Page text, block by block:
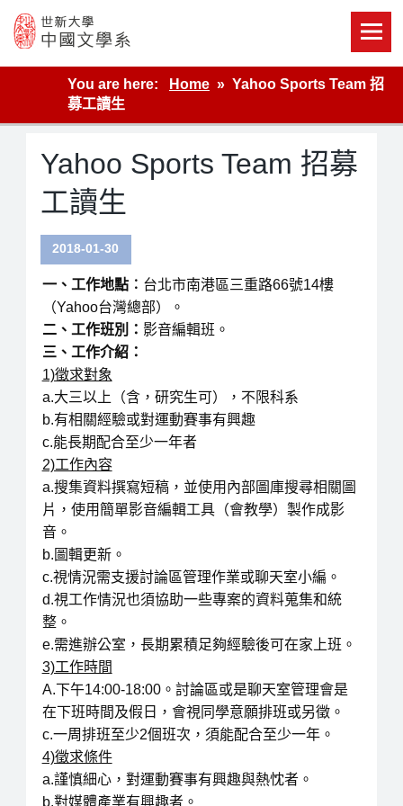
content
世新大學教學單位的網站
You are here:
Home
Yahoo Sports Team 招
募工讀生
Yahoo Sports Team 招募
工讀生
2018-01-30
一、工作地點︰ 台北市南港區三重路66號14樓
（Yahoo台灣總部）。
二、工作班別： 影音編輯班。
三、工作介紹：
1)徵求對象
a.大三以上（含，研究生可），不限科系
b.有相關經驗或對運動賽事有興趣
c.能長期配合至少一年者
2)工作內容
a.搜集資料撰寫短稿，並使用內部圖庫搜尋相關圖
片，使用簡單影音編輯工具（會教學）製作成影
音。
b.圖輯更新。
c.視情況需支援討論區管理作業或聊天室小編。
d.視工作情況也須協助一些專案的資料蒐集和統
整。
e.需進辦公室，長期累積足夠經驗後可在家上班。
3)工作時間
A.下午14:00-18:00。討論區或是聊天室管理會是
在下班時間及假日，會視同學意願排班或另徵。
c.一周排班至少2個班次，須能配合至少一年。
4)徵求條件
a.謹慎細心，對運動賽事有興趣與熱忱者。
b.對媒體產業有興趣者。